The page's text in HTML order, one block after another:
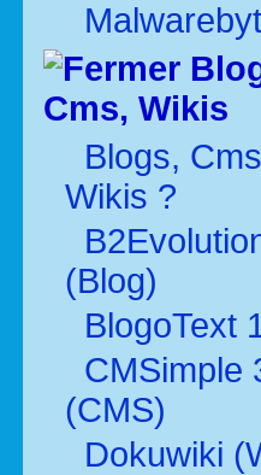
Cms, Wikis
Blogs,
Wikis ?
(Blog)
BlogoText
CMSimple
(CMS)
Dokuwiki